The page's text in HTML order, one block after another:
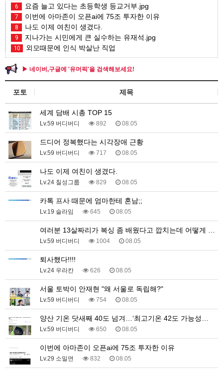
6 요즘 늘고 있다는 초등학생 등교거부.jpg
7 이번에 아마존이 오픈ai에 75조 투자한 이유
8 나도 이제 여친이 생겼다.
9 지나가는 시민에게 큰 실수하는 유재석.jpg
10 외모때문에 인식 박살난 직업
▶ 네이버,구글에 '유머픽'을 검색해보세요!
포토 제목
세계 담배 시총 TOP 15
Lv.59 버디버디 892 08.05
드디어 정복했다는 시각장애 근황
Lv.59 버디버디 717 08.05
나도 이제 여친이 생겼다.
Lv.24 칠성그룹 829 08.05
카톡 프사 때문에 엄마한테 혼남;;
Lv.19 슬라임 645 08.05
여러분 13살짜리가 복싱 좀 배웠다고 깝치는데 어떻게 …
Lv.59 버디버디 1004 08.05
퇴사했다!!!!
Lv.24 우라칸 626 08.05
서울 토박이 안재현 "왜 서울로 독립해?"
Lv.59 버디버디 754 08.05
양산 기온 닷새째 40도 넘겨…‘최고기온 42도 가능성…
Lv.59 버디버디 650 08.05
이번에 아마존이 오픈ai에 75조 투자한 이유
Lv.29 소밀면 832 08.05